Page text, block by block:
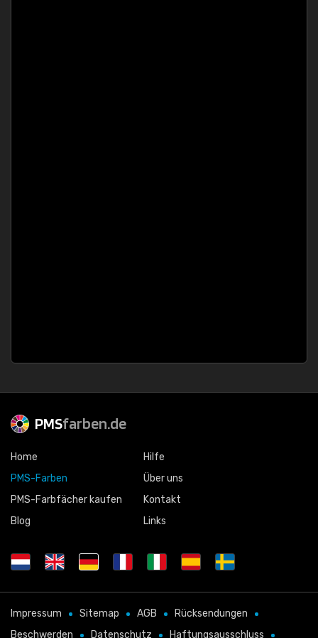
PMSfarben.de
Home
PMS-Farben
PMS-Farbfächer kaufen
Blog
Hilfe
Über uns
Kontakt
Links
Impressum Sitemap AGB
Rücksendungen
Beschwerden
Datenschutz Haftungsausschluss